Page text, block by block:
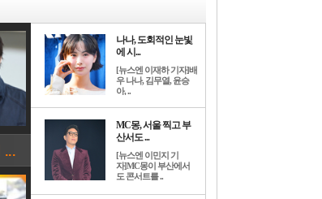
나나, 도회적인 눈빛
에 시...
[뉴스엔 이재하 기자]배
우 나나, 김무열, 윤승
아, ..
MC몽, 서울 찍고 부
산서도 ...
[뉴스엔 이민지 기
자]MC몽이 부산에서
도 콘서트를 ..